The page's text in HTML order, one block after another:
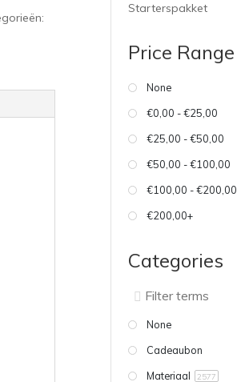
Starterspakket
Price Range
None
€0,00 - €25,00
€25,00 - €50,00
€50,00 - €100,00
€100,00 - €200,00
€200,00+
Categories
None
Cadeaubon
Materiaal
2577